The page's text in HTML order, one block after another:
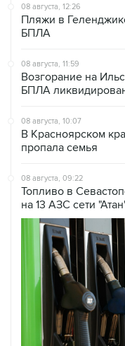
08 августа, 12:26
Пляжи в
БПЛА
08 августа, 11:59
Возгорание на
БПЛА
08 августа, 10:07
В Красноярском
пропала семья
08 августа, 09:22
Топливо в
на 13 АЗС сети